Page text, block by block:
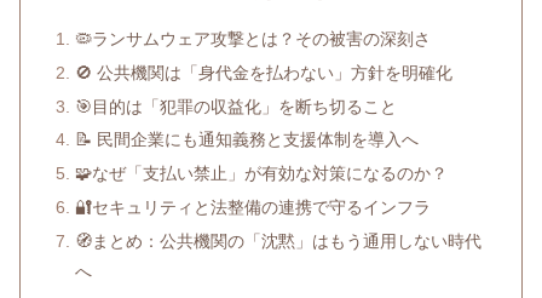
🦠ランサムウェア攻撃とは？その被害の深刻さ
🚫 公共機関は「身代金を払わない」方針を明確化
🎯目的は「犯罪の収益化」を断ち切ること
📝 民間企業にも通知義務と支援体制を導入へ
🧩なぜ「支払い禁止」が有効な対策になるのか？
🔐セキュリティと法整備の連携で守るインフラ
🧭まとめ：公共機関の「沈黙」はもう通用しない時代
へ